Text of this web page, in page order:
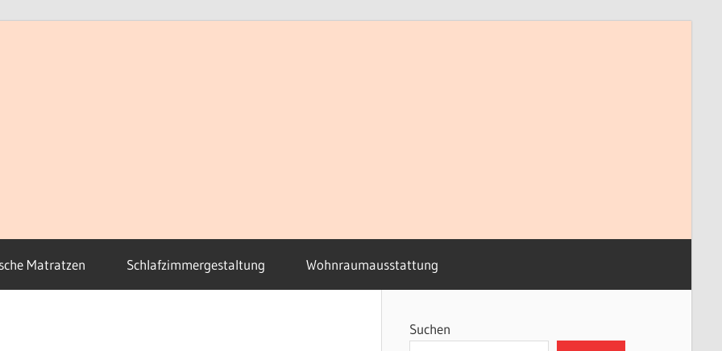
Matratzen Schlafzimmergestaltung Wohnraumausstattung
Suchen